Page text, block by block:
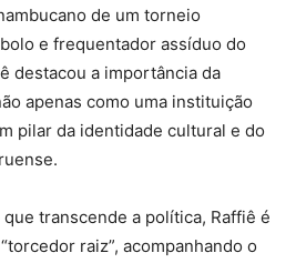
de um torneio
e frequentador assíduo do
destacou a importância da
apenas como uma instituição
pilar da identidade cultural e do
transcende a política, Raffiê é
raiz”, acompanhando o